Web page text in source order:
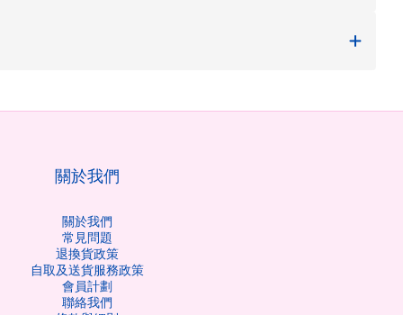
關於我們
關於我們
常見問題
退換貨政策
自取及送貨服務政策
會員計劃
聯絡我們